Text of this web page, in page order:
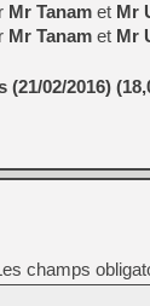
Mr Tanam et Mr
Mr Tanam et Mr
02/2016)
champs